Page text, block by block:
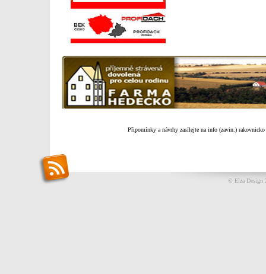
Připomínky a návrhy zasílejte na info (zavin.) rakovnicko
© Elza Design